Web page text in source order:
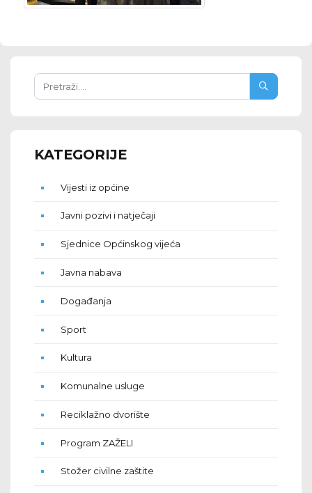
KATEGORIJE
Vijesti iz općine
Javni pozivi i natječaji
Sjednice Općinskog vijeća
Javna nabava
Događanja
Sport
Kultura
Komunalne usluge
Reciklažno dvorište
Program ZAŽELI
Stožer civilne zaštite